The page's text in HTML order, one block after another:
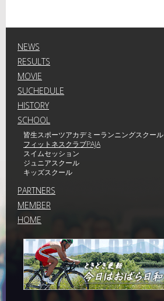
NEWS
RESULTS
MOVIE
SUCHEDULE
HISTORY
SCHOOL
皆生スポーツアカデミーランニングスクール
フィットネスクラブPAJA
スイムセッション
ジュニアスクール
キッズスクール
PARTNERS
MEMBER
HOME